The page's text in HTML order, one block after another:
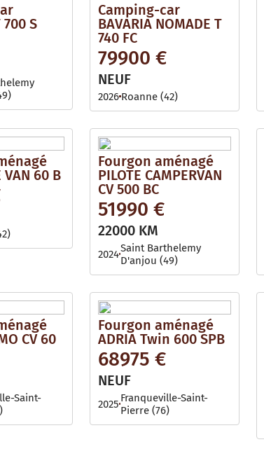
700 S
Camping-car
BAVARIA NOMADE T
740 FC
79900 €
NEUF
2026 Roanne (42)
VAN 60 B
Fourgon aménagé
PILOTE CAMPERVAN
CV 500 BC
51990 €
22000 KM
2024Saint Barthelemy
D'anjou (49)
CV 60
Saint-
Fourgon aménagé
ADRIA Twin 600 SPB
68975 €
NEUF
2025 Franqueville-Saint-
Pierre (76)